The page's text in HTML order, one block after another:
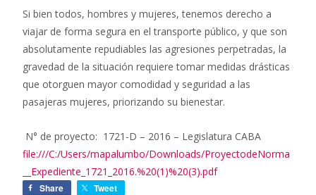
Si bien todos, hombres y mujeres, tenemos derecho a
viajar de forma segura en el transporte público, y que son
absolutamente repudiables las agresiones perpetradas, la
gravedad de la situación requiere tomar medidas drásticas
que otorguen mayor comodidad y seguridad a las
pasajeras mujeres, priorizando su bienestar.
N° de proyecto: 1721-D – 2016 – Legislatura CABA
file:///C:/Users/mapalumbo/Downloads/ProyectodeNorma
__Expediente_1721_2016.%20(1)%20(3).pdf
Share Tweet